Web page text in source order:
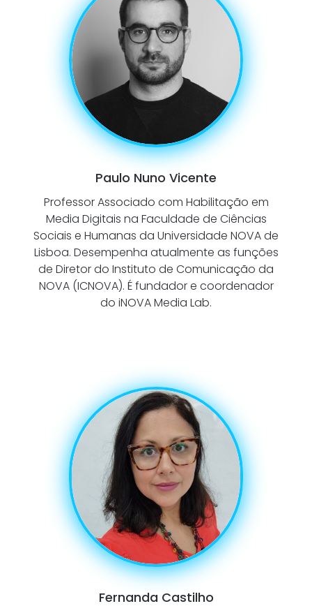
Paulo Nuno Vicente
Professor Associado com Habilitação em
Media Digitais na Faculdade de Ciências
Sociais e Humanas da Universidade NOVA de
Lisboa. Desempenha atualmente as funções
de Diretor do Instituto de Comunicação da
NOVA (ICNOVA). É fundador e coordenador
do iNOVA Media Lab.
Fernanda Castilho